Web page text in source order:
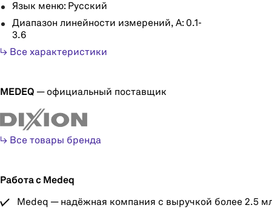
Язык меню: Русский
Диапазон линейности измерений, А: 0.1-
3.6
↳ Все характеристики
MEDEQ — официальный поставщик
↳ Все товары бренда
Работа с Medeq
Medeq — надёжная компания с выручкой более 2.5